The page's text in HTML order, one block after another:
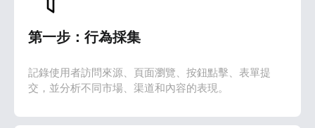
第一步：行為採集
記錄使用者訪問來源、頁面瀏覽、按鈕點擊、表單提
交，並分析不同市場、渠道和內容的表現。